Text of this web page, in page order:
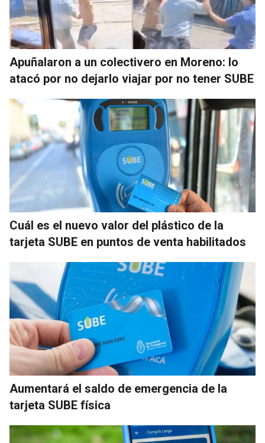
Apuñalaron a un colectivero en Moreno: lo
atacó por no dejarlo viajar por no tener SUBE
Cuál es el nuevo valor del plástico de la
tarjeta SUBE en puntos de venta habilitados
Aumentará el saldo de emergencia de la
tarjeta SUBE física